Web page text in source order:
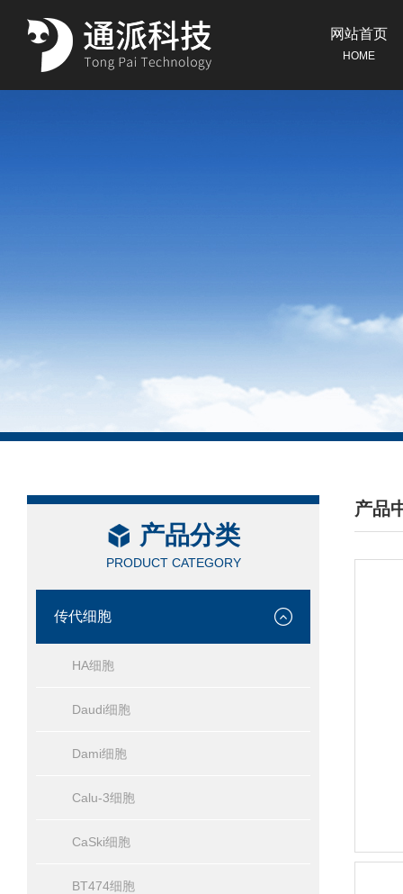
网站首页
HOME
产品分类
PRODUCT CATEGORY
传代细胞
HA细胞
Daudi细胞
Dami细胞
Calu-3细胞
CaSki细胞
BT474细胞
产品
/